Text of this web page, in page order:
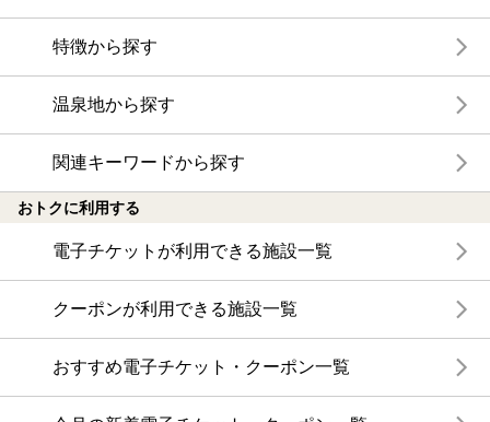
特徴から探す
温泉地から探す
関連キーワードから探す
おトクに利用する
電子チケットが利用できる施設一覧
クーポンが利用できる施設一覧
おすすめ電子チケット・クーポン一覧